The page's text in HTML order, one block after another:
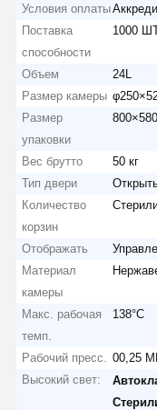
Условия оплаты
Поставка
способности
1000
Объем
24L
Размер камеры
Размер
упаковки
Вес брутто
50 кг
Тип двери
Количество
корзин
Отображать
Материал
камеры
Макс. рабочая
темп.
138°С
Рабочий пресс.
00,25
Высокий свет: